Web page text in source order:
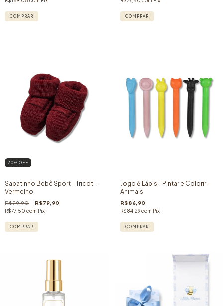
20% OFF
Sapatinho Bebê Sport - Tricot -
Vermelho
R$99,90 R$79,90
R$77,50 com Pix
COMPRAR
Jogo 6 Lápis - Pintar e Colorir -
Animais
R$86,90
R$84,29com Pix